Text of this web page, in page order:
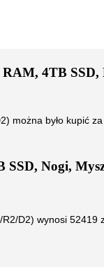
4TB
można było kupić za
Nogi,
D2) wynosi 52419